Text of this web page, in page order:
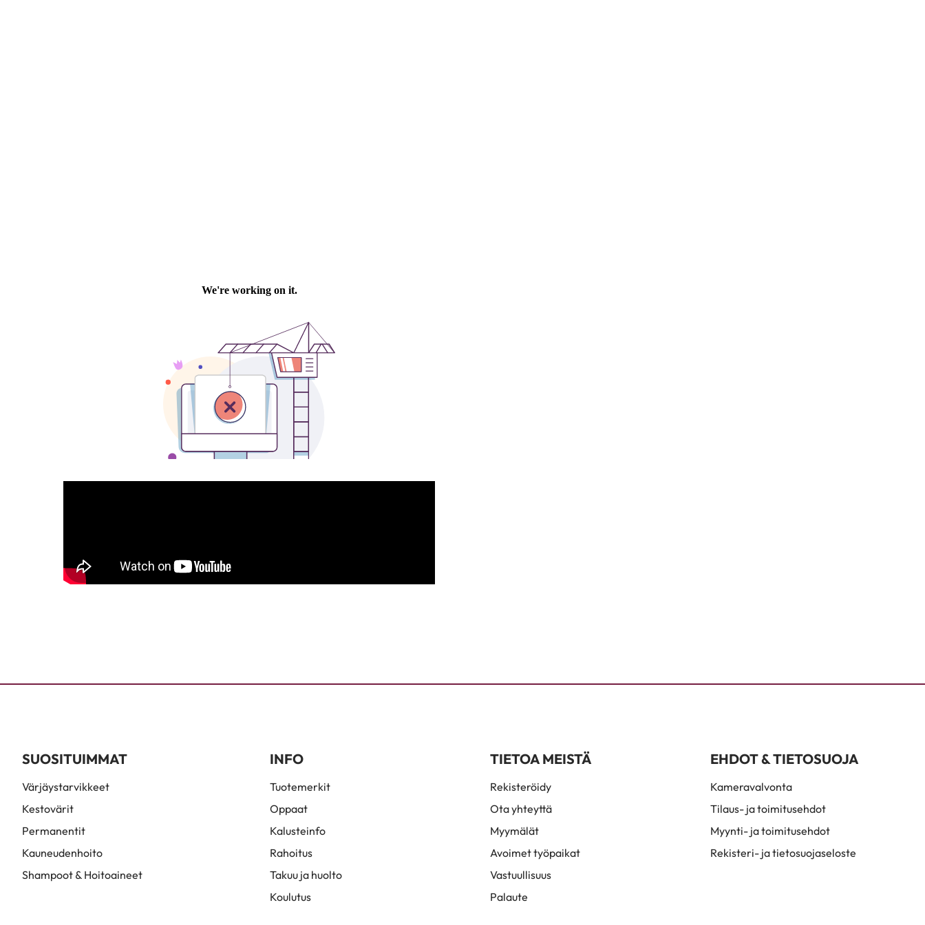
SUOSITUIMMAT
Värjäystarvikkeet
Kestovärit
Permanentit
Kauneudenhoito
Shampoot & Hoitoaineet
INFO
Tuotemerkit
Oppaat
Kalusteinfo
Rahoitus
Takuu ja huolto
Koulutus
TIETOA MEISTÄ
Rekisteröidy
Ota yhteyttä
Myymälät
Avoimet työpaikat
Vastuullisuus
Palaute
EHDOT & TIETOSUOJA
Kameravalvonta
Tilaus- ja toimitusehdot
Myynti- ja toimitusehdot
Rekisteri- ja tietosuojaseloste